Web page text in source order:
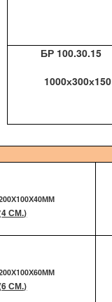
БР 100.30.15
1000х300х150
4 СМ.)
6 СМ.)